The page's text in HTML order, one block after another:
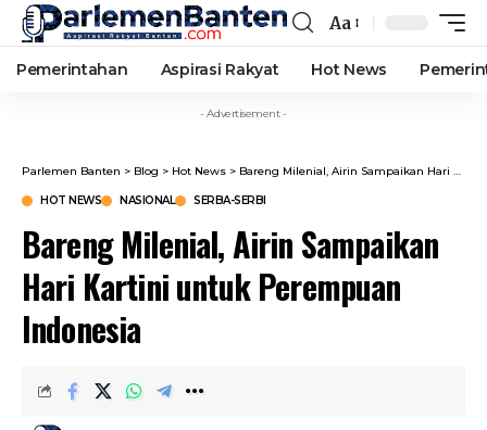
Font
Resizer
Aa
Pemerintahan Aspirasi Rakyat Hot News
- Advertisement -
Parlemen Banten > Blog > Hot News > Bareng Milenial, Airin Sampaikan Hari Kartini untuk Perempuan Indonesia
HOT NEWS NASIONAL SERBA-SERBI
Bareng Milenial, Airin Sampaikan
Hari Kartini untuk Perempuan
Indonesia